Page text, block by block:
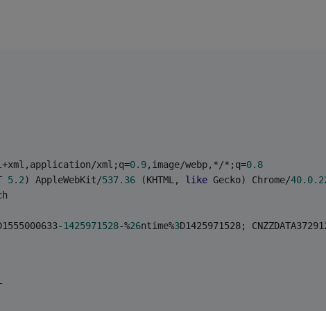
xml;q=0.9,image/webp,*/*;q=0.8
5.2) AppleWebKit/537.36 (KHTML, like Gecko) Chrome/40.0
-1425971528-%26ntime%3D1425971528;